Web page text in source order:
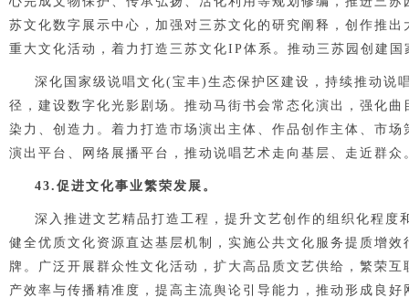
苏文化数字 展示中心，加强对三苏文化的研究阐释，创作推
重大文化活动，着力打造三苏文化IP体系。推动三苏园创建
深化国家级说唱文化(宝丰)生态保护区建设，持续推动说
径，建设数字化光影剧场。推动马街书会常态化演出，强化
染力、创造力。着力打造市场演出主体、作品创作主体、市
演出平台、网络展播平台，推动说唱艺术走向基层、走近群
43.促进文化事业繁荣发展。
深入推进文艺精品打造工程，提升文艺创作的组织化程
健全优质文化资源直达基层机制，实施公共文化服务提质增
牌。广泛开展群众性文化活动，扩大高品质文艺供给，繁荣
产效率与传播精准度，提高主流舆论引导能力，推动形成良